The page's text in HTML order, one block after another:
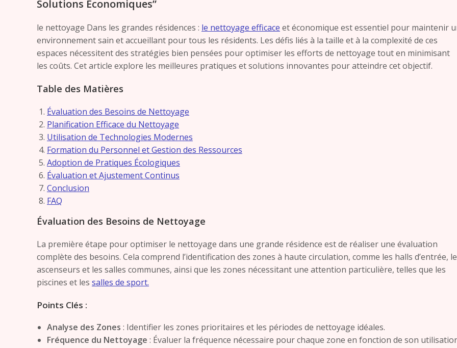
Solutions Économiques”
le nettoyage Dans les grandes résidences : le nettoyage efficace et économique est essentiel pour maintenir
environnement sain et accueillant pour tous les résidents. Les défis liés à la taille et à la complexité de ces
espaces nécessitent des stratégies bien pensées pour optimiser les efforts de nettoyage tout en minimisant
les coûts. Cet article explore les meilleures pratiques et solutions innovantes pour atteindre cet objectif.
Table des Matières
Évaluation des Besoins de Nettoyage
Planification Efficace du Nettoyage
Utilisation de Technologies Modernes
Formation du Personnel et Gestion des Ressources
Adoption de Pratiques Écologiques
Évaluation et Ajustement Continus
Conclusion
FAQ
Évaluation des Besoins de Nettoyage
La première étape pour optimiser le nettoyage dans une grande résidence est de réaliser une évaluation
complète des besoins. Cela comprend l’identification des zones à haute circulation, comme les halls d’entrée,
ascenseurs et les salles communes, ainsi que les zones nécessitant une attention particulière, telles que les
piscines et les salles de sport.
Points Clés :
Analyse des Zones : Identifier les zones prioritaires et les périodes de nettoyage idéales.
Fréquence du Nettoyage : Évaluer la fréquence nécessaire pour chaque zone en fonction de son